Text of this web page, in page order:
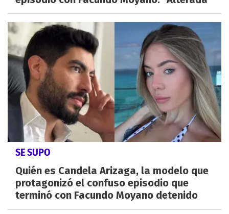
SE SUPO
Quién es Candela Arizaga, la modelo que
protagonizó el confuso episodio que
terminó con Facundo Moyano detenido